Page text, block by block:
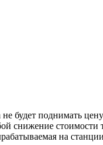
будет поднимать
снижение стоимости
на